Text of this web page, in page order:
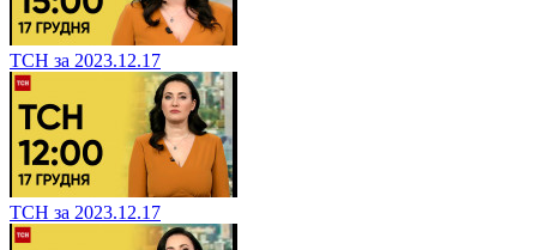
ТСН за 2023.12.17
ТСН за 2023.12.17